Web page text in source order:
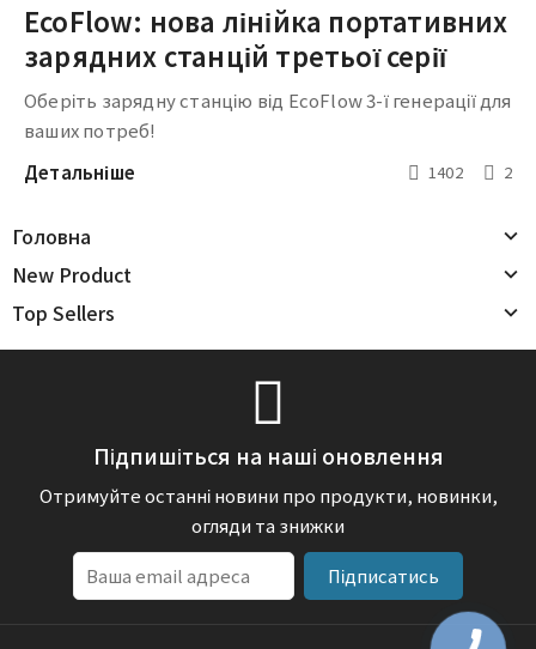
Головна
New Product
Top Sellers
EcoFlow: нова лінійка портативних
зарядних станцій третьої серії
Оберіть зарядну станцію від EcoFlow 3-ї генерації для
ваших потреб!
Детальніше
1402 2
Підпишіться на наші оновлення
Отримуйте останні новини про продукти, новинки,
огляди та знижки
Підписатись